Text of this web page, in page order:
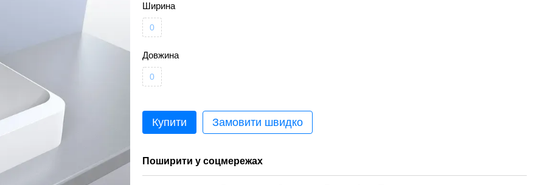
Ширина
0
Довжина
0
Купити Замовити швидко
Поширити у соцмережах